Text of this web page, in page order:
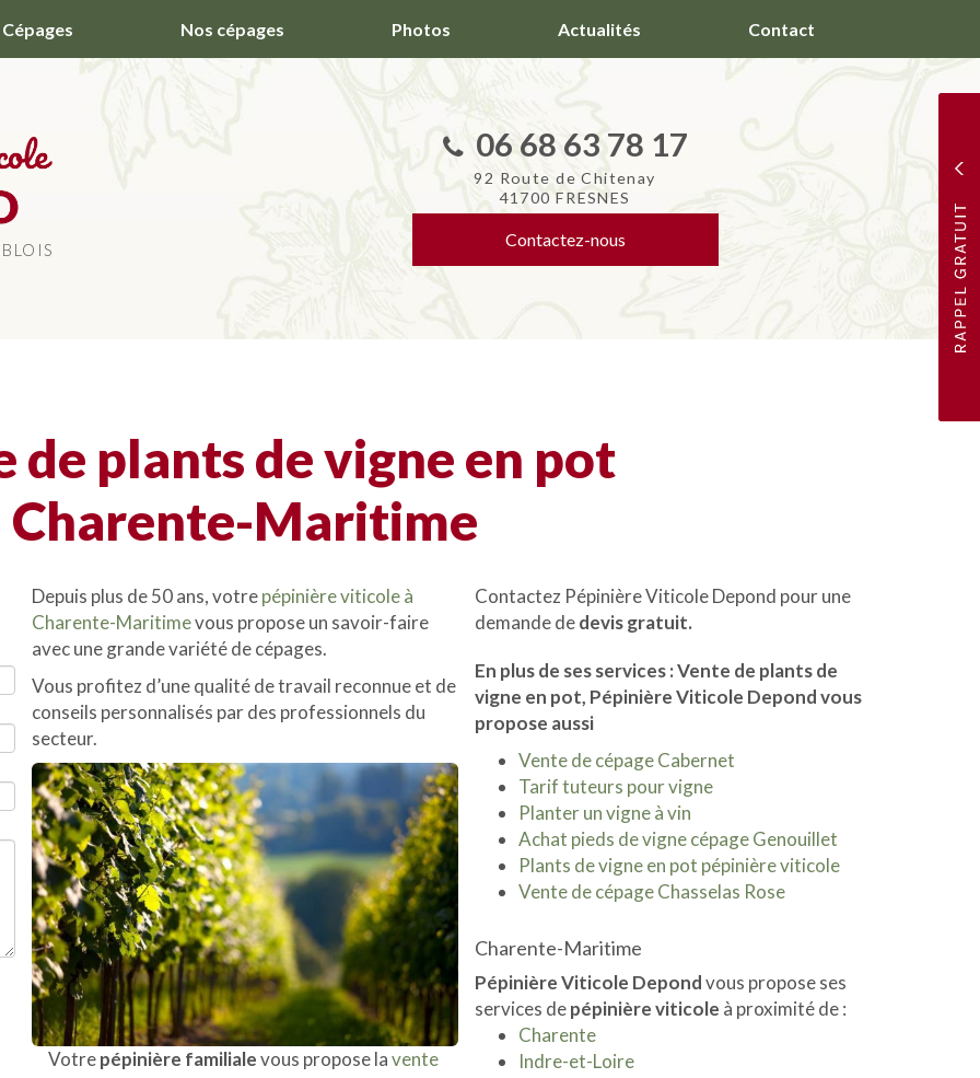
Cépages Nos cépages Photos Actualités Contact
06 68 63 78 17
92 Route de Chitenay
41700 FRESNES
Contactez-nous
de plants de vigne en pot
Charente-Maritime
Depuis plus de 50 ans, votrepépinière viticole à
Charente-Maritimevous propose un savoir-faire
avec une grande variété de cépages.
Vous profitez d’une qualité de travail reconnue et de
conseils personnalisés par des professionnels du
secteur.
Votrepépinière familialevous propose lavente
Contactez Pépinière Viticole Depond pour une
demande dedevis gratuit.
En plus de ses services :Vente de plants de
vigne en pot, Pépinière Viticole Depond vous
propose aussi
Vente de cépage Cabernet
Tarif tuteurs pour vigne
Planter un vigne à vin
Achat pieds de vigne cépage Genouillet
Plants de vigne en pot pépinière viticole
Vente de cépage Chasselas Rose
Charente-Maritime
Pépinière Viticole Depondvous propose ses
services depépinière viticole à proximité de :
Charente
Indre-et-Loire